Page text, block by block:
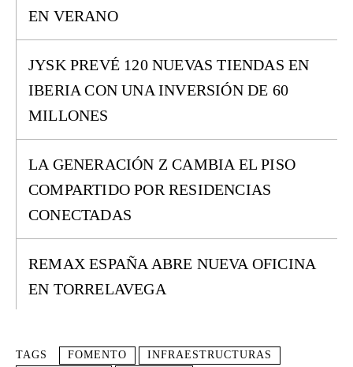
EN VERANO
JYSK PREVÉ 120 NUEVAS TIENDAS EN
IBERIA CON UNA INVERSIÓN DE 60
MILLONES
LA GENERACIÓN Z CAMBIA EL PISO
COMPARTIDO POR RESIDENCIAS
CONECTADAS
REMAX ESPAÑA ABRE NUEVA OFICINA
EN TORRELAVEGA
TAGS FOMENTO
INFRAESTRUCTURAS